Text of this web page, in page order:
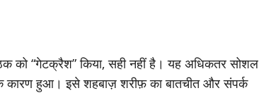
को “गेटक्रैश” किया, सही नहीं है। यह अधिकतर सोशल
कारण हुआ। इसे शहबाज़ शरीफ़ का बातचीत और संपर्क